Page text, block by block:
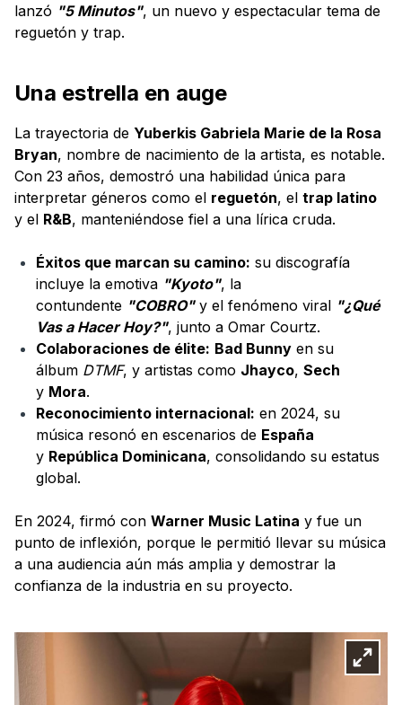
lanzó "5 Minutos", un nuevo y espectacular tema de
reguetón y trap.
Una estrella en auge
La trayectoria de Yuberkis Gabriela Marie de la Rosa
Bryan, nombre de nacimiento de la artista, es notable.
Con 23 años, demostró una habilidad única para
interpretar géneros como el reguetón, el trap latino
y el R&B, manteniéndose fiel a una lírica cruda.
Éxitos que marcan su camino: su discografía
incluye la emotiva "Kyoto", la
contundente "COBRO"y el fenómeno viral "¿Qué
Vas a Hacer Hoy?", junto a Omar Courtz.
Colaboraciones de élite: Bad Bunny en su
álbum DTMF, y artistas como Jhayco, Sech
y Mora.
Reconocimiento internacional: en 2024, su
música resonó en escenarios de España
y República Dominicana, consolidando su estatus
global.
En 2024, firmó con Warner Music Latina y fue un
punto de inflexión, porque le permitió llevar su música
a una audiencia aún más amplia y demostrar la
confianza de la industria en su proyecto.